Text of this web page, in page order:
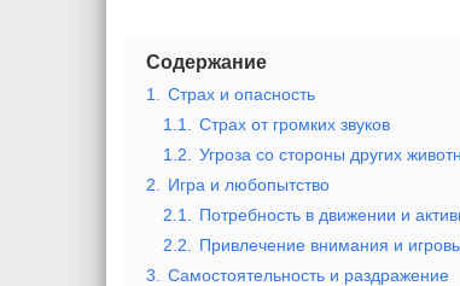
Содержание
1.
Страх и опасность
1.1.
Страх от громких звуков
1.2.
Угроза со стороны других
2.
Игра и любопытство
2.1.
Потребность в движении и
2.2.
Привлечение внимания и
3.
Самостоятельность и раздражение